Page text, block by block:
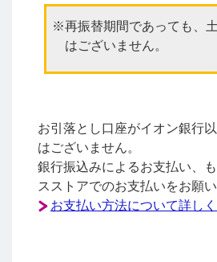
再振替期間であっても、
はございません。
お引落とし口座がイオン銀行
はございません。
銀行振込みによるお支払い、
スストアでのお支払いをお願い
お支払い方法について詳し